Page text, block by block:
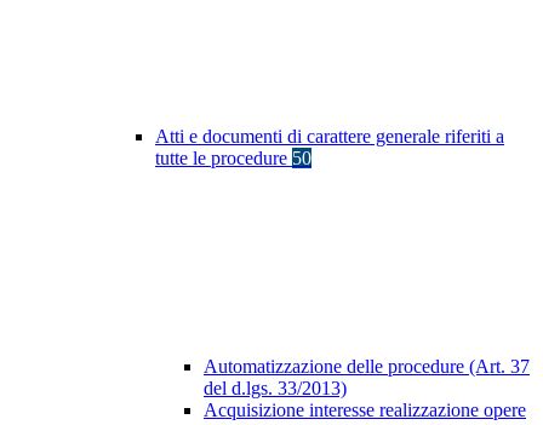
Atti e documenti di carattere generale riferiti a
tutte le procedure 50
Automatizzazione delle procedure (Art. 37
del d.lgs. 33/2013)
Acquisizione interesse realizzazione opere